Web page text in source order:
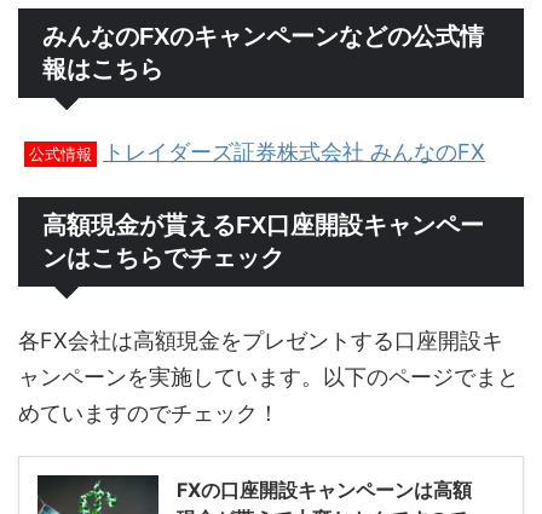
みんなのFXのキャンペーンなどの公式情
報はこちら
公式情報 トレイダーズ証券株式会社 みんなのFX
高額現金が貰えるFX口座開設キャンペー
ンはこちらでチェック
各FX会社は高額現金をプレゼントする口座開設キ
ャンペーンを実施しています。以下のページでまと
めていますのでチェック！
FXの口座開設キャンペーンは高額